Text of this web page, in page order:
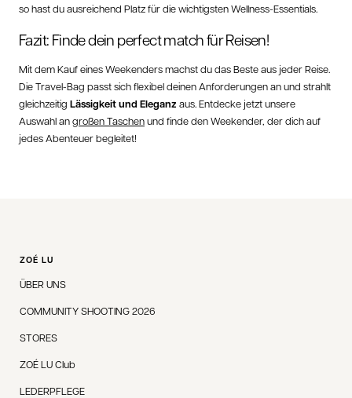
so hast du ausreichend Platz für die wichtigsten Wellness-Essentials.
Fazit: Finde dein perfect match für Reisen!
Mit dem Kauf eines Weekenders machst du das Beste aus jeder Reise.
Die Travel-Bag passt sich flexibel deinen Anforderungen an und strahlt
gleichzeitig Lässigkeit und Eleganz aus. Entdecke jetzt unsere
Auswahl angroßen Taschenund finde den Weekender, der dich auf
jedes Abenteuer begleitet!
ZOÉ LU
ÜBER UNS
COMMUNITY SHOOTING 2026
STORES
ZOÉ LU Club
LEDERPFLEGE